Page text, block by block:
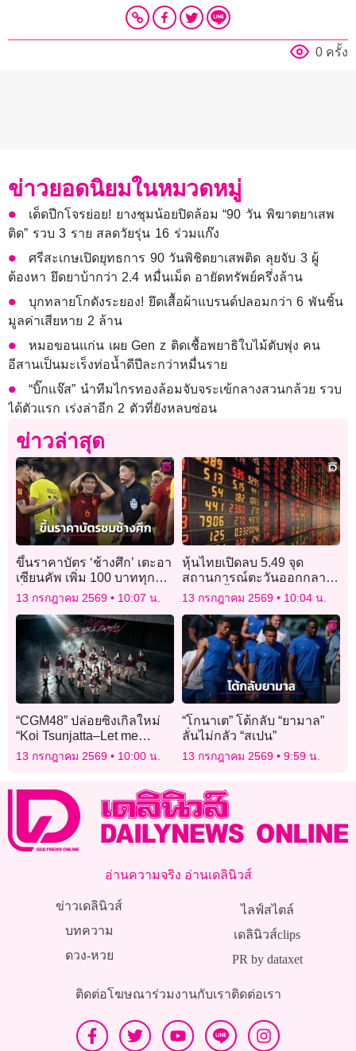
0 ครั้ง
ข่าวยอดนิยมในหมวดหมู่
เด็ดปีกโจรย่อย! ยางชุมน้อยปิดล้อม “90 วัน พิฆาตยาเสพ
ติด” รวบ 3 ราย สลดวัยรุ่น 16 ร่วมแก๊ง
ศรีสะเกษเปิดยุทธการ 90 วันพิชิตยาเสพติด ลุยจับ 3 ผู้
ต้องหา ยึดยาบ้ากว่า 2.4 หมื่นเม็ด อายัดทรัพย์ครึ่งล้าน
บุกทลายโกดังระยอง! ยึดเสื้อผ้าแบรนด์ปลอมกว่า 6 พันชิ้น
มูลค่าเสียหาย 2 ล้าน
หมอขอนแก่น เผย Gen z ติดเชื้อพยาธิใบไม้ตับพุ่ง คน
อีสานเป็นมะเร็งท่อน้ำดีปีละกว่าหมื่นราย
“บิ๊กแจ๊ส” นำทีมไกรทองล้อมจับจระเข้กลางสวนกล้วย รวบ
ได้ตัวแรก เร่งล่าอีก 2 ตัวที่ยังหลบซ่อน
ข่าวล่าสุด
ขึ้นราคาบัตร ‘ช้างศึก’ เตะอา
เซียนคัพ เพิ่ม 100 บาททุกที่
นั่ง-ถูกสุด 300 บาท
13 กรกฎาคม 2569 10:07 น.
หุ้นไทยเปิดลบ 5.49 จุด
สถานการณ์ตะวันออกกลาง
รุนแรงขึ้น
13 กรกฎาคม 2569 10:04 น.
“CGM48” ปล่อยซิงเกิลใหม่
“Koi Tsunjatta–Let me
know!” พลิกคาแรคเตอร์สวย
13 กรกฎาคม 2569 10:00 น.
“โกนาเต” โต้กลับ “ยามาล”
ลั่นไม่กลัว “สเปน”
13 กรกฎาคม 2569 9:59 น.
อ่านความจริง อ่านเดลินิวส์
ข่าวเดลินิวส์
บทความ
ดวง-หวย
ไลฟ์สไตล์
เดลินิวส์clips
PR by dataxet
ติดต่อโฆษณาร่วมงานกับเราติดต่อเรา